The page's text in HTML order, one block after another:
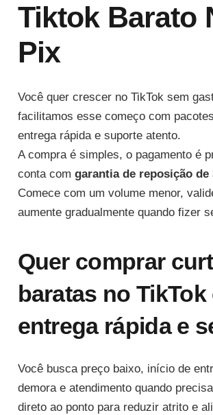
Tiktok Barato
Pix
Você quer crescer no TikTok sem
facilitamos esse começo com
entrega rápida e suporte atento.
A compra é simples, o pagamento é
conta com garantia de reposição de
Comece com um volume menor,
aumente gradualmente quando fizer
Quer comprar
baratas no
entrega rápida e
Você busca preço baixo, início de
demora e atendimento quando
direto ao ponto para reduzir atrito e